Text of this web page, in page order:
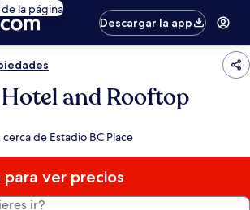
la página
Descargar la app
and Rooftop
de Estadio BC Place
para ver precios
ir?